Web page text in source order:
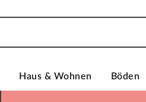
Haus & Wohnen Böden